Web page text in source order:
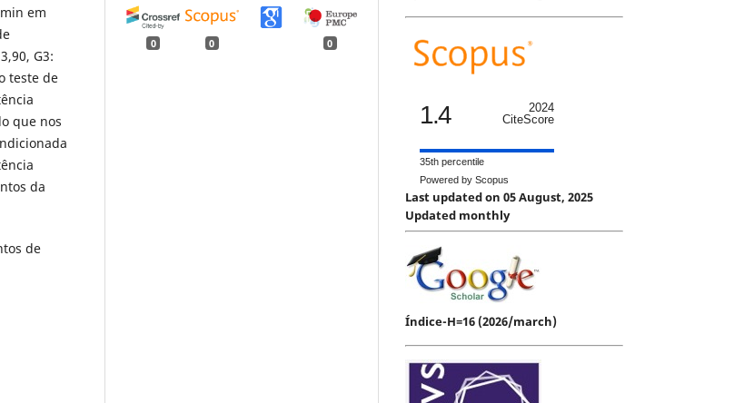
em
G3:
teste de
que nos
da
de
0 0 0
1.4
2024
CiteScore
35th percentile
Powered by Scopus
Last updated on 05 August, 2025
Updated monthly
Índice-H=16 (2026/march)